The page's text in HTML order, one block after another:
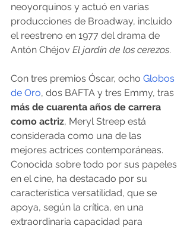
neoyorquinos y actuó en varias
producciones de Broadway, incluido
el reestreno en 1977 del drama de
Antón Chéjov El jardín de los cerezos.
Con tres premios Óscar, ocho Globos
de Oro, dos BAFTA y tres Emmy, tras
más de cuarenta años de carrera
como actriz, Meryl Streep está
considerada como una de las
mejores actrices contemporáneas.
Conocida sobre todo por sus papeles
en el cine, ha destacado por su
característica versatilidad, que se
apoya, según la crítica, en una
extraordinaria capacidad para